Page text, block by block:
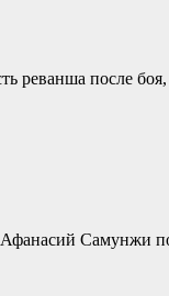
реванша после